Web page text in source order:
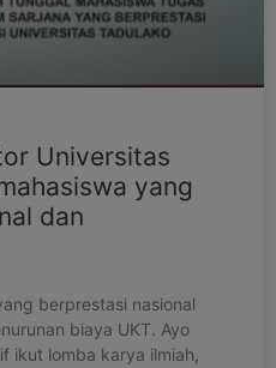
Universitas
yang
dan
berprestasi nasional
biaya UKT. Ayo
ikut lomba karya ilmiah,